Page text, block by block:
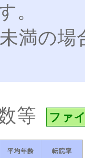
。
満の場
等 ファ
平均年齢 転院率